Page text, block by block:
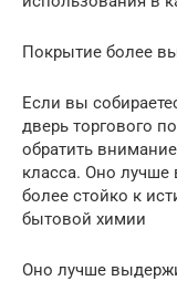
Покрытие более
Если вы
дверь торгового
обратить
класса. Оно лучше
более стойко к
бытовой химии
Оно лучше